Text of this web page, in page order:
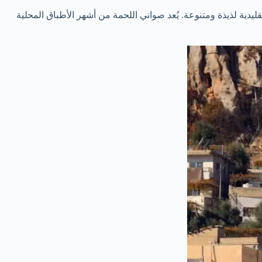
لذيذة ومتنوعة. يُعد صواني اللحمة من أشهر الأطباق المحلية